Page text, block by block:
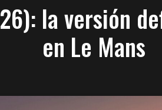
la versión
en Le Mans